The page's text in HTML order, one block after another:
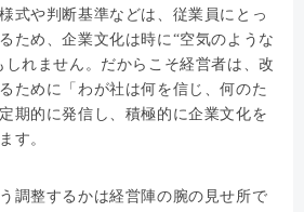
式や判断基準などは、従業員にとっ
ため、企業文化は時に“空気のような
しれません。だからこそ経営者は、改
ために「わが社は何を信じ、何のた
期的に発信し、積極的に企業文化を
す。
調整するかは経営陣の腕の見せ所で